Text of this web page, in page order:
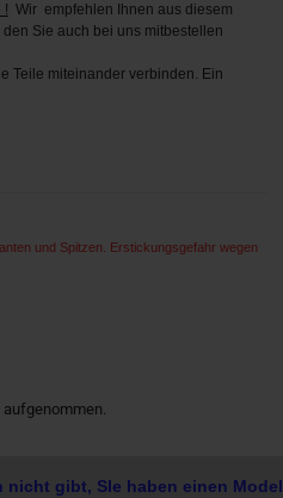
! Wir empfehlen Ihnen aus diesem
Sie auch bei uns mitbestellen
Teile miteinander verbinden. Ein
und Spitzen. Erstickungsgefahr wegen
aufgenommen.
gibt, SIe haben einen